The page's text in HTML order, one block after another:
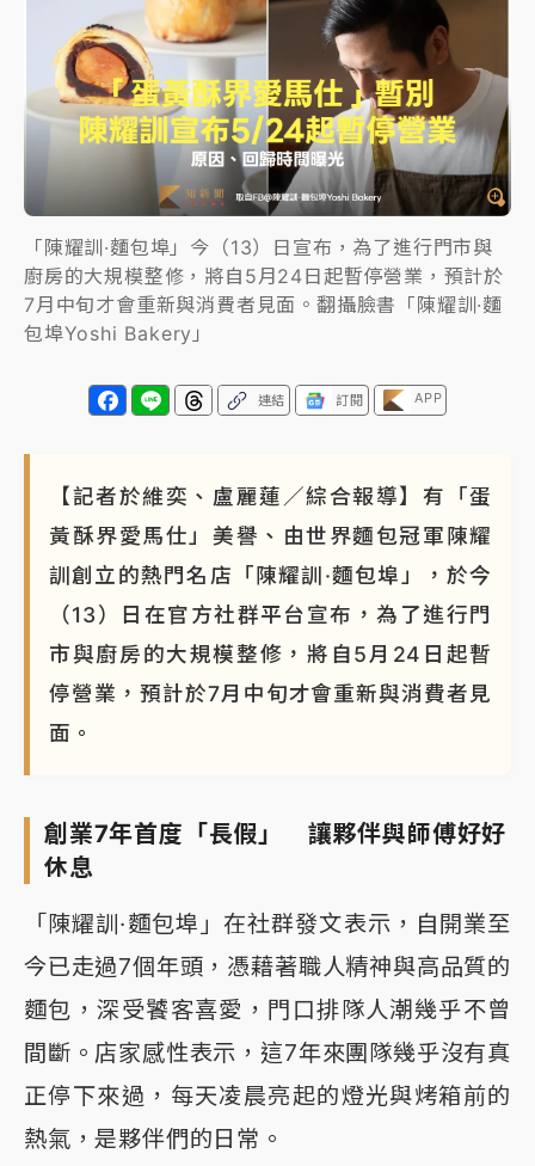
「白海豚」雨炸新北！通報109件災情 侯友宜揭這類災
損最多
白海豚挾豪雨狂炸新北！時雨量破百毫米 水塔、雨棚
砸落毀車
「陳耀訓·麵包埠」今（13）日宣布，為了進行門市與
廚房的大規模整修，將自5月24日起暫停營業，預計於
7月中旬才會重新與消費者見面。翻攝臉書「陳耀訓·麵
包埠Yoshi Bakery」
連結 訂閱 APP
【記者於維奕、盧麗蓮／綜合報導】有「蛋
黃酥界愛馬仕」美譽、由世界麵包冠軍陳耀
訓創立的熱門名店「陳耀訓·麵包埠」，於今
（13）日在官方社群平台宣布，為了進行門
市與廚房的大規模整修，將自5月24日起暫
停營業，預計於7月中旬才會重新與消費者見
面。
創業7年首度「長假」 讓夥伴與師傅好好
休息
「陳耀訓·麵包埠」在社群發文表示，自開業至
今已走過7個年頭，憑藉著職人精神與高品質的
麵包，深受饕客喜愛，門口排隊人潮幾乎不曾
間斷。店家感性表示，這7年來團隊幾乎沒有真
正停下來過，每天凌晨亮起的燈光與烤箱前的
熱氣，是夥伴們的日常。